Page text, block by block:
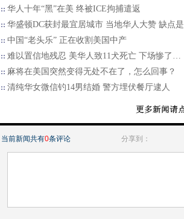
华人十年“黑”在美 终被ICE拘捕遣返
华盛顿DC获封最宜居城市 当地华人大赞 缺点是
中国“老头乐” 正在收割美国中产
难以置信地残忍 美华人致11犬死亡 下场惨了…
麻将在美国突然变得无处不在了，怎么回事？
清纯华女微信钓14男结婚 警方埋伏餐厅逮人
当前新闻共有0条评论 分享到：